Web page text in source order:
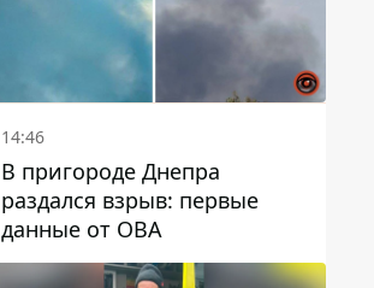
14:46
В пригороде Днепра
раздался взрыв: первые
данные от ОВА